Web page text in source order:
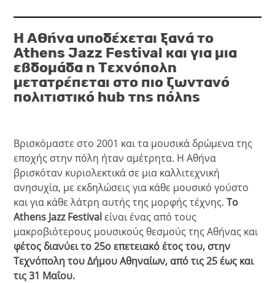
Η Αθήνα υποδέχεται ξανά το
Athens Jazz Festival και για μια
εβδομάδα η Τεχνόπολη
μετατρέπεται στο πιο ζωντανό
πολιτιστικό hub της πόλης
Βρισκόμαστε στο 2001 και τα μουσικά δρώμενα της
εποχής στην πόλη ήταν αμέτρητα. Η Αθήνα
βρισκόταν κυριολεκτικά σε μια καλλιτεχνική
ανησυχία, με εκδηλώσεις για κάθε μουσικό γούστο
και για κάθε λάτρη αυτής της μορφής τέχνης.Το
Athens Jazz Festivalείναι ένας από τους
μακροβιότερους μουσικούς θεσμούς της Αθήνας και
φέτος διανύει το 25ο επετειακό έτος του, στην
Τεχνόπολη του Δήμου Αθηναίων, από τις 25 έως και
τις 31 Μαΐου.